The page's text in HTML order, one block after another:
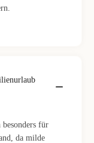
für
da milde